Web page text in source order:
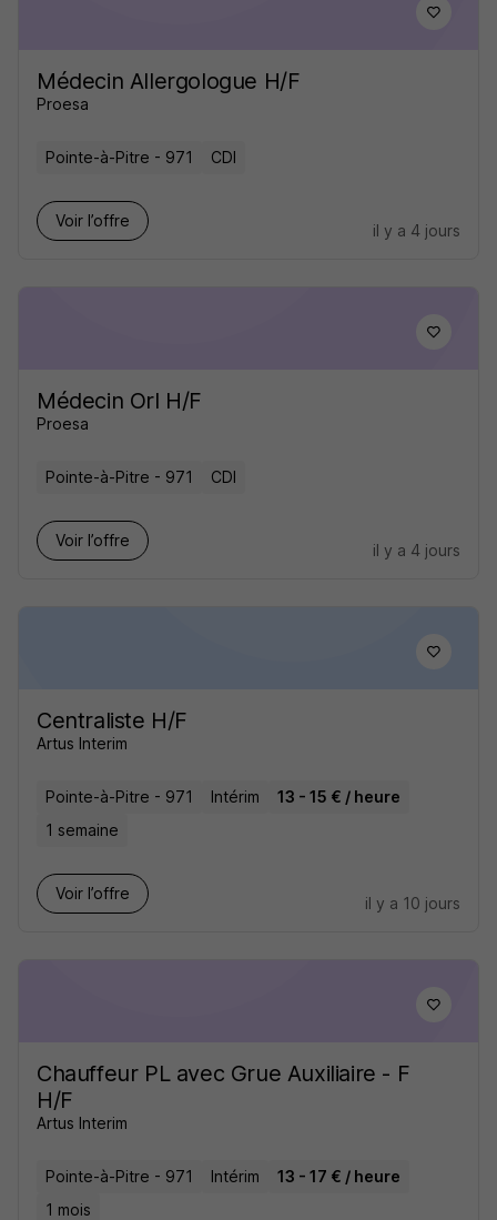
Médecin Allergologue H/F
Proesa
Pointe-à-Pitre - 971 CDI
Voir l’offre
il y a 4 jours
Médecin Orl H/F
Proesa
Pointe-à-Pitre - 971 CDI
Voir l’offre
il y a 4 jours
Centraliste H/F
Artus Interim
Pointe-à-Pitre - 971 Intérim
13 - 15 € / heure
1 semaine
Voir l’offre
il y a 10 jours
Chauffeur PL avec Grue Auxiliaire - F
H/F
Artus Interim
Pointe-à-Pitre - 971 Intérim
13 - 17 € / heure
1 mois